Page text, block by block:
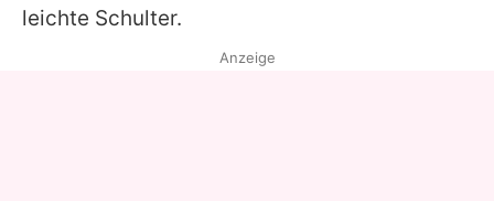
leichte Schulter.
Anzeige